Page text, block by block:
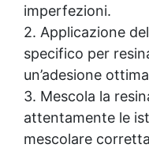
imperfezioni.
2. Applicazione
specifico per
un’adesione
3. Mescola la
attentamente le
mescolare